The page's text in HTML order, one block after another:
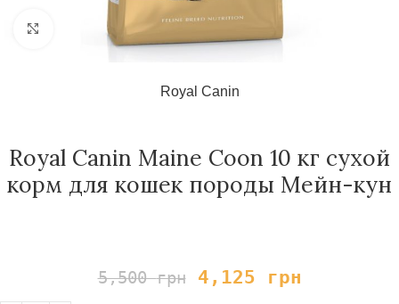
Нажмите, чтобы увеличить
Royal Canin
Royal Canin Maine Coon 10 кг сухой
корм для кошек породы Мейн-кун
5,500грн 4,125 грн